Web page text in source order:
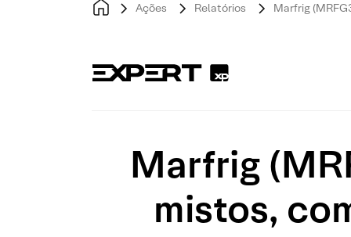
Ações Relatórios Marfrig
Marfrig
mistos,